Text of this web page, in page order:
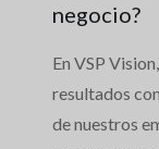
negocio?
En VSP
resultados
de nuestros